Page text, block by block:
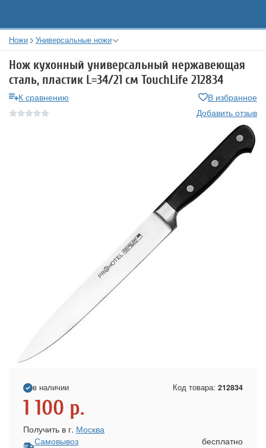
Ножи Универсальные ножи
Нож кухонный универсальный нержавеющая
сталь, пластик L=34/21 см TouchLife 212834
К сравнению
В избранное
Добавить отзыв
в наличии Код товара: 212834
1 100 р.
Получить в г. Москва
Самовывоз
бесплатно